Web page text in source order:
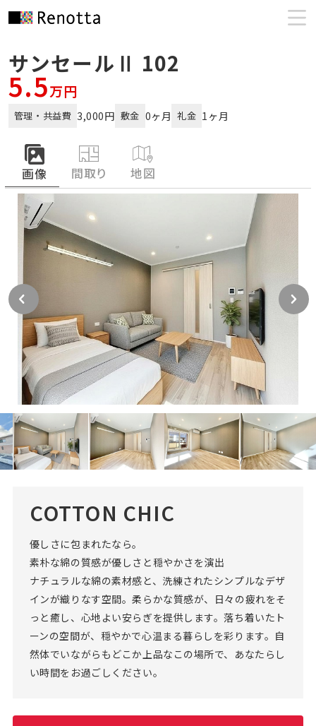
サンセールⅡ 102
5.5万円
管理・共益費 3,000円 敷金 0ヶ月 礼金 1ヶ月
画像 間取り 地図
COTTON CHIC
優しさに包まれたなら。
素朴な綿の質感が優しさと穏やかさを演出
ナチュラルな綿の素材感と、洗練されたシンプルなデザ
インが織りなす空間。柔らかな質感が、日々の疲れをそ
っと癒し、心地よい安らぎを提供します。落ち着いたト
ーンの空間が、穏やかで心温まる暮らしを彩ります。自
然体でいながらもどこか上品なこの場所で、あなたらし
い時間をお過ごしください。